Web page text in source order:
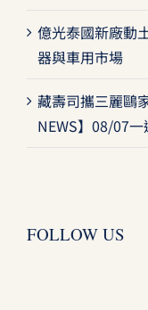
億光泰國新廠動
器與車用市場
藏壽司攜三麗鷗
NEWS】08/07
FOLLOW US